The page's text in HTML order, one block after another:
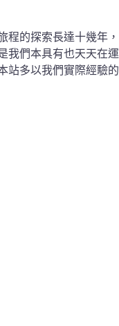
程的探索長達十幾年，
我們本具有也天天在運
站多以我們實際經驗的